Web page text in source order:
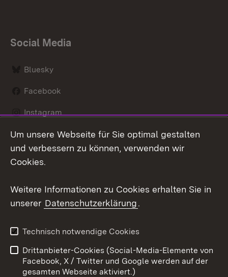
Social Media
Bluesky
Facebook
Instagram
LinkedIn
Datenschutz
Barrierefreiheit
Impressum
Cookies
Um unsere Webseite für Sie optimal gestalten
und verbessern zu können, verwenden wir
Cookies.
Weitere Informationen zu Cookies erhalten Sie in
unserer Datenschutzerklärung.
Technisch notwendige Cookies
Drittanbieter-Cookies (Social-Media-Elemente von
Facebook, X / Twitter und Google werden auf der
gesamten Webseite aktiviert.)